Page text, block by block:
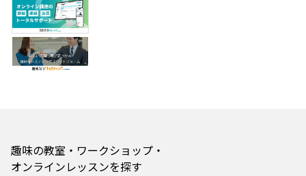
趣味の教室・ワークショップ・
オンラインレッスンを探す